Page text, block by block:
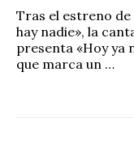
Tras el estreno
hay nadie», la
presenta «Hoy ya
que marca un …